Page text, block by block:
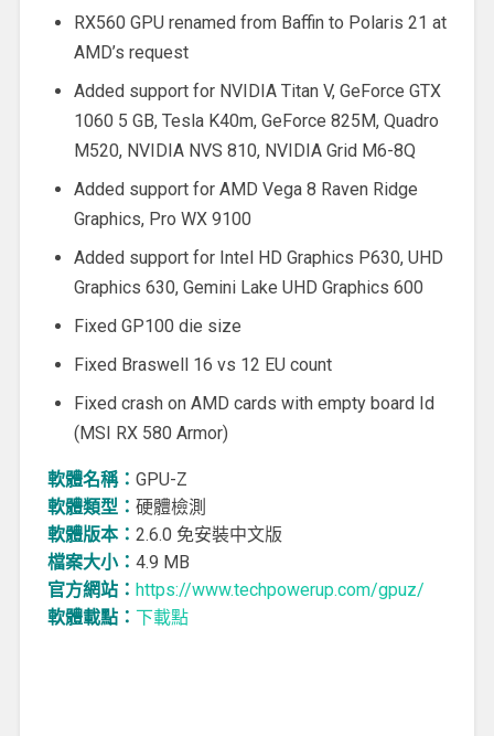
RX560 GPU renamed from Baffin to Polaris 21 at
AMD’s request
Added support for NVIDIA Titan V, GeForce GTX
1060 5 GB, Tesla K40m, GeForce 825M, Quadro
M520, NVIDIA NVS 810, NVIDIA Grid M6-8Q
Added support for AMD Vega 8 Raven Ridge
Graphics, Pro WX 9100
Added support for Intel HD Graphics P630, UHD
Graphics 630, Gemini Lake UHD Graphics 600
Fixed GP100 die size
Fixed Braswell 16 vs 12 EU count
Fixed crash on AMD cards with empty board Id
(MSI RX 580 Armor)
軟體名稱： GPU-Z
軟體類型： 硬體檢測
軟體版本： 2.6.0 免安裝中文版
檔案大小： 4.9 MB
官方網站： https://www.techpowerup.com/gpuz/
軟體載點： 下載點